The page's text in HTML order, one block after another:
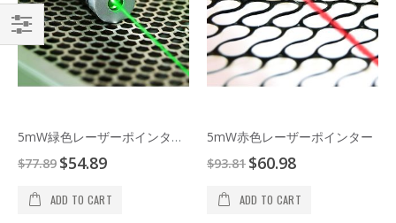
5mW緑色レーザーポインター安全キー付き
$77.89 Special
Price
$54.89
ADD TO CART
5mW赤色レーザーポインター
$93.81 Special
Price
$60.98
ADD TO CART
シ
ョ
バ
イ